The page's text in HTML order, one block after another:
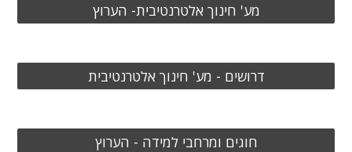
מע' חינוך אלטרנטיבית- הערוץ
דרושים - מע' חינוך אלטרנטיבית
חוגים ומרחבי למידה - הערוץ